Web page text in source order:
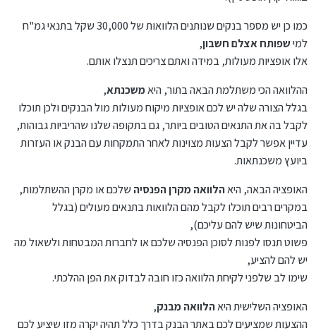
כמו כן יש מספר בנקים שנותנים הלוואות של 30,000 שקל בתנאי גמ"ח
למישפותח אצלם חשבון,
אלו אופציות מעולות, במידה ואתם צריכים תנצלו אותם.
ההלוואה הכי משתלמת הבאה בתור, היאמשכנתא,
בגלל הצורה שלה יש לכם אופציות מיקוח מעולות מול הבנקים ולכן תוכלו
לקבל בה את התנאים הטובים ביותר, גם בתקופה שלנו שהריביות גבוהות,
עדיין אפשר לקבל הצעות מצוינות לאחר התמקחות עם הבנק או העזרות
ביועץ משכנתאות.
האופציה הבאה, היאהלוואה מקרן הפנסיהשלכם או מקרן ההשתלמות,
במקרים רבים תוכלו לקבל מהם הלוואות בתנאים מעולים (בגלל
הביטחונות שיש להם עליכם),
פשוט תנסו לפנות לסוכן הפנסיה שלכם או לחברות המבטחות ולשאול מה
יש להם להציע,
שימו לב שלפני לקיחת הלוואה כזו חובה לבדוק את הפן ההלכתי.
האופציה השלישית היאהלוואה מבנק,
ההצעות שמציעים לכם באתר הבנק בדרך כלל תהיה יקרה מזו שיציע לכם